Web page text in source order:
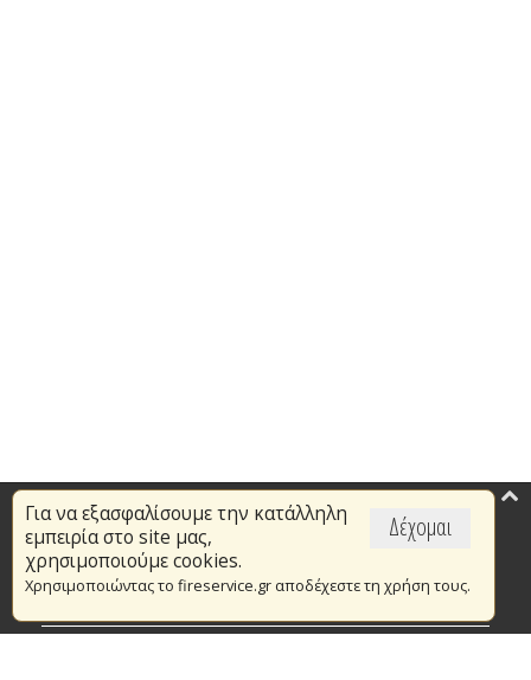
Δέχομαι
Για να εξασφαλίσουμε την κατάλληλη
εμπειρία στο site μας,
χρησιμοποιούμε cookies.
Χρησιμοποιώντας το fireservice.gr αποδέχεστε τη χρήση τους.
Επικαιρότητα
Το Πυροσβεστικό Σώμα